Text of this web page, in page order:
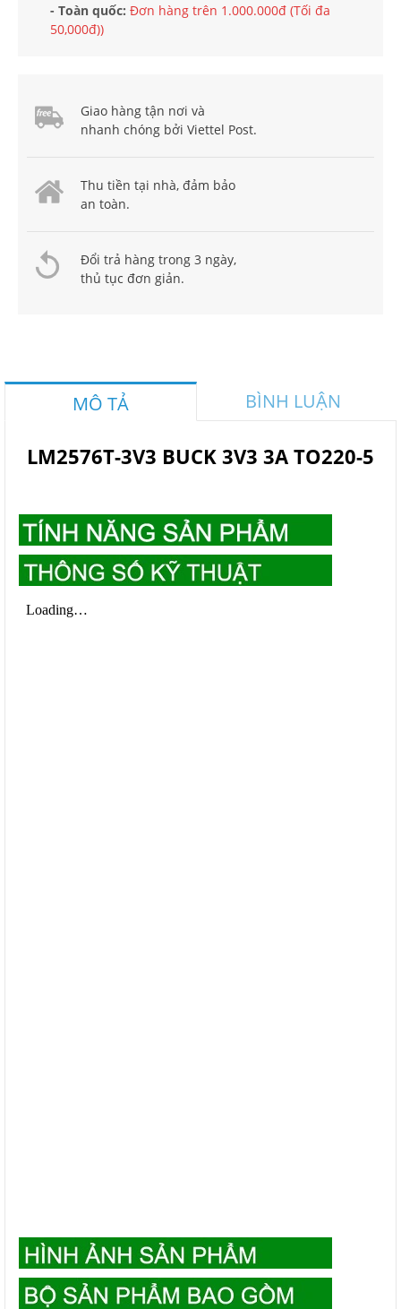
- Toàn quốc: Đơn hàng trên 1.000.000đ (Tối đa
50,000đ))
Giao hàng tận nơi và
nhanh chóng bởi Viettel Post.
Thu tiền tại nhà, đảm bảo
an toàn.
Đổi trả hàng trong 3 ngày,
thủ tục đơn giản.
MÔ TẢ BÌNH LUẬN
LM2576T-3V3 BUCK 3V3 3A TO220-5